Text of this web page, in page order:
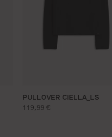
PULLOVER CIELLA_LS
regulärer preis:
119,99 €